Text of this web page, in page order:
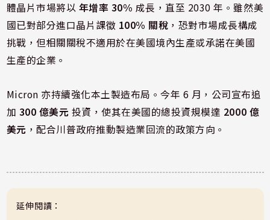
體晶片市場將以 年增率 30% 成長，直至 2030 年。雖然美
國已對部分進口晶片課徵 100% 關稅 ，恐對市場成長構成
挑戰，但相關關稅不適用於在美國境內生產或承諾在美國
生產的企業。
Micron 亦持續強化本土製造布局。今年 6 月，公司宣布追
加 300 億美元 投資，使其在美國的總投資規模達 2000 億
美元 ，配合川普政府推動製造業回流的政策方向。
延伸閱讀：